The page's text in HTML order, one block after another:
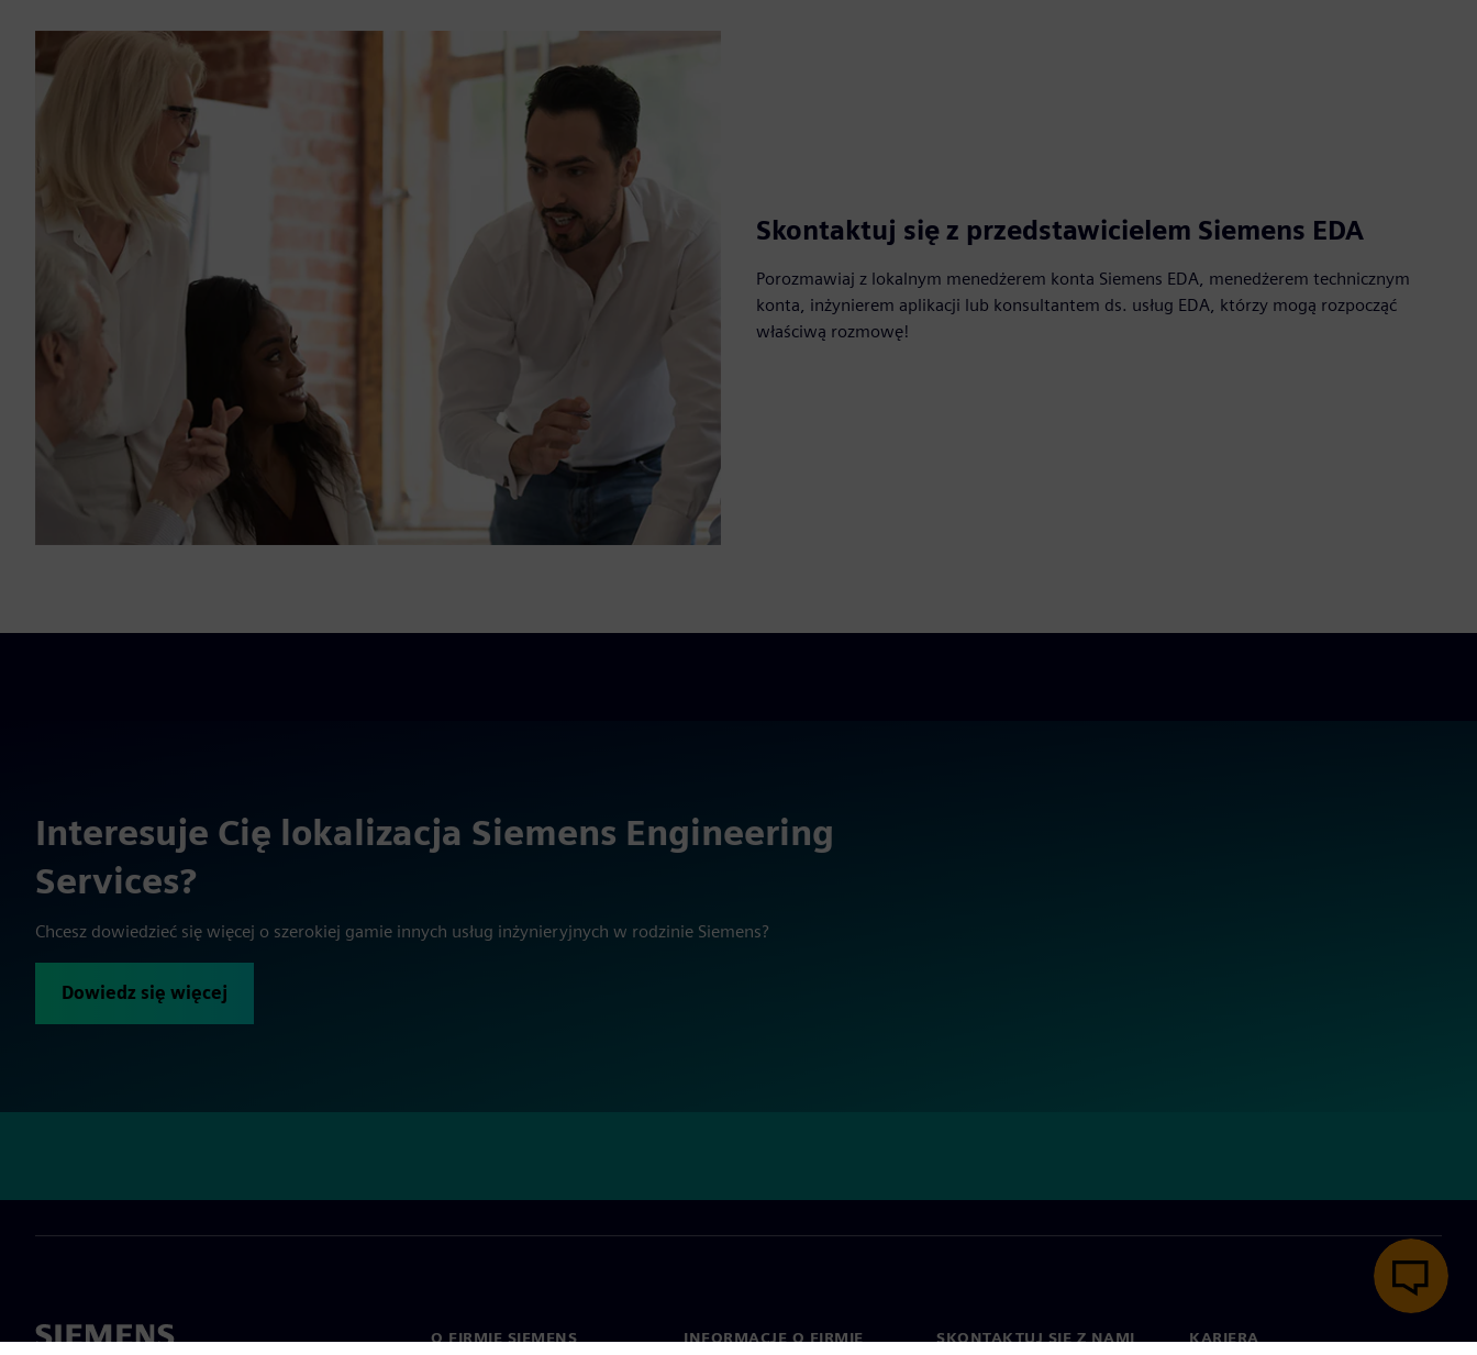
Skontaktuj się z przedstawicielem Siemens EDA
Porozmawiaj z lokalnym menedżerem konta Siemens EDA, menedżerem technicznym
konta, inżynierem aplikacji lub konsultantem ds. usług EDA, którzy mogą rozpocząć
właściwą rozmowę!
Interesuje Cię lokalizacja Siemens Engineering
Services?
Chcesz dowiedzieć się więcej o szerokiej gamie innych usług inżynieryjnych w rodzinie Siemens?
Dowiedz się więcej
O FIRMIE SIEMENS INFORMACJE O FIRMIE SKONTAKTUJ SIĘ Z NAMI KARIERA